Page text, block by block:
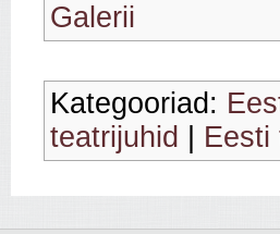
Galerii
Kategooriad:
teatrijuhid
Eesti